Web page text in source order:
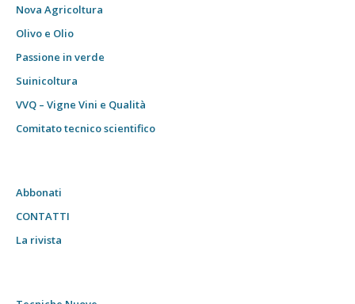
Nova Agricoltura
Olivo e Olio
Passione in verde
Suinicoltura
VVQ – Vigne Vini e Qualità
Comitato tecnico scientifico
Abbonati
CONTATTI
La rivista